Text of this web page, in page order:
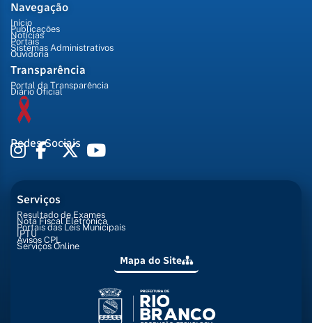
Navegação
Início
Publicações
Notícias
Portais
Sistemas Administrativos
Ouvidoria
Transparência
Portal da Transparência
Diário Oficial
Redes Sociais
Serviços
Resultado de Exames
Nota Fiscal Eletrônica
Portais das Leis Municipais
IPTU
Avisos CPL
Serviços Online
Mapa do Site